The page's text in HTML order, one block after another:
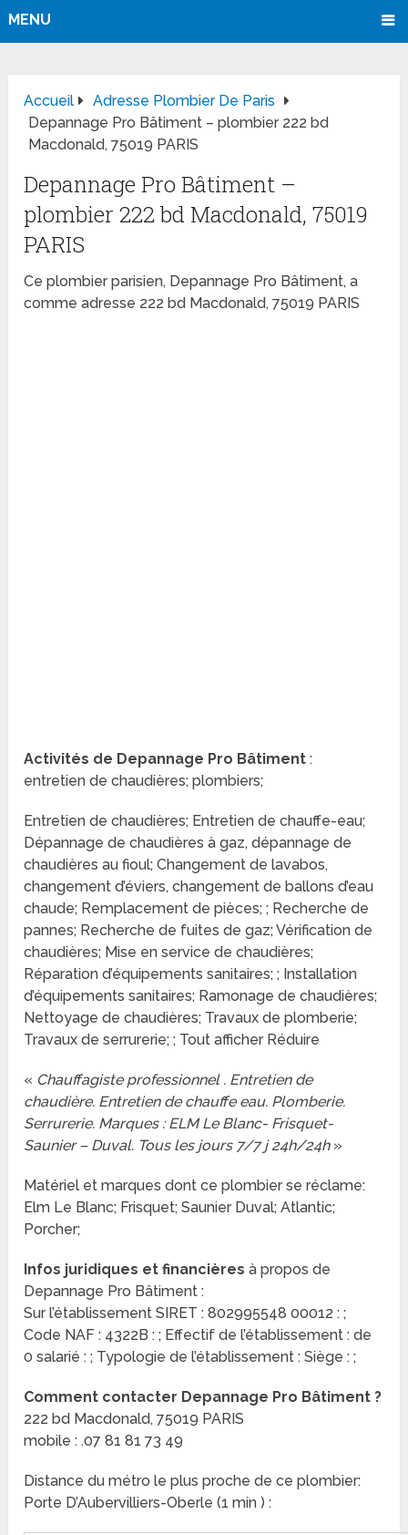
MENU
Accueil
Adresse Plombier De Paris
Depannage Pro Bâtiment – plombier 222 bd
Macdonald, 75019 PARIS
Depannage Pro Bâtiment –
plombier 222 bd Macdonald, 75019
PARIS
Ce plombier parisien, Depannage Pro Bâtiment, a
comme adresse 222 bd Macdonald, 75019 PARIS
Activités de Depannage Pro Bâtiment :
entretien de chaudières; plombiers;
Entretien de chaudières; Entretien de chauffe-eau;
Dépannage de chaudières à gaz, dépannage de
chaudières au fioul; Changement de lavabos,
changement d’éviers, changement de ballons d’eau
chaude; Remplacement de pièces; ; Recherche de
pannes; Recherche de fuites de gaz; Vérification de
chaudières; Mise en service de chaudières;
Réparation d’équipements sanitaires; ; Installation
d’équipements sanitaires; Ramonage de chaudières;
Nettoyage de chaudières; Travaux de plomberie;
Travaux de serrurerie; ; Tout afficher Réduire
« Chauffagiste professionnel . Entretien de
chaudière. Entretien de chauffe eau. Plomberie.
Serrurerie. Marques : ELM Le Blanc- Frisquet-
Saunier – Duval. Tous les jours 7/7 j 24h/24h»
Matériel et marques dont ce plombier se réclame:
Elm Le Blanc; Frisquet; Saunier Duval; Atlantic;
Porcher;
Infos juridiques et financières à propos de
Depannage Pro Bâtiment :
Sur l’établissement SIRET : 802995548 00012 : ;
Code NAF : 4322B : ; Effectif de l’établissement : de
0 salarié : ; Typologie de l’établissement : Siège : ;
Comment contacter Depannage Pro Bâtiment ?
222 bd Macdonald, 75019 PARIS
mobile : .07 81 81 73 49
Distance du métro le plus proche de ce plombier:
Porte D’Aubervilliers-Oberle (1 min ) :